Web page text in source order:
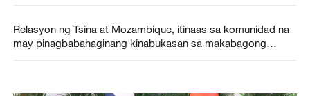
Relasyon ng Tsina at Mozambique, itinaas sa komunidad na
may pinagbabahaginang kinabukasan sa makabagong